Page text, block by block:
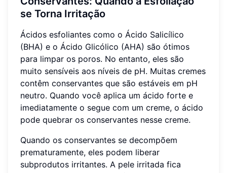
se Torna Irritação
Ácidos esfoliantes como o Ácido Salicílico
(BHA) e o Ácido Glicólico (AHA) são ótimos
para limpar os poros. No entanto, eles são
muito sensíveis aos níveis de pH. Muitas cremes
contêm conservantes que são estáveis em pH
neutro. Quando você aplica um ácido forte e
imediatamente o segue com um creme, o ácido
pode quebrar os conservantes nesse creme.
Quando os conservantes se decompõem
prematuramente, eles podem liberar
subprodutos irritantes. A pele irritada fica